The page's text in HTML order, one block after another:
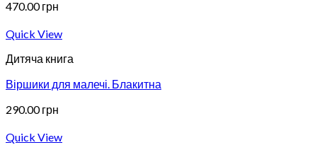
470.00грн
Quick View
Дитяча книга
Віршики для малечі. Блакитна
290.00грн
Quick View